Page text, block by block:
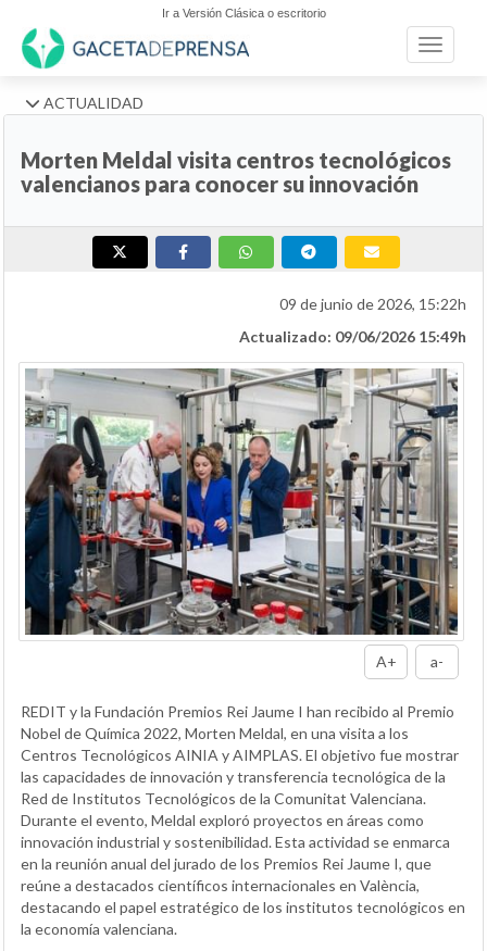
Ir a Versión Clásica o escritorio
Toggle
ACTUALIDAD
Morten Meldal visita centros tecnológicos
valencianos para conocer su innovación
09 de junio de 2026, 15:22h
Actualizado: 09/06/2026 15:49h
A+ a-
REDIT y la Fundación Premios Rei Jaume I han recibido al Premio
Nobel de Química 2022, Morten Meldal, en una visita a los
Centros Tecnológicos AINIA y AIMPLAS. El objetivo fue mostrar
las capacidades de innovación y transferencia tecnológica de la
Red de Institutos Tecnológicos de la Comunitat Valenciana.
Durante el evento, Meldal exploró proyectos en áreas como
innovación industrial y sostenibilidad. Esta actividad se enmarca
en la reunión anual del jurado de los Premios Rei Jaume I, que
reúne a destacados científicos internacionales en València,
destacando el papel estratégico de los institutos tecnológicos en
la economía valenciana.